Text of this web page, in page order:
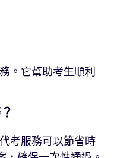
。它幫助考生順利
考服務可以節省時